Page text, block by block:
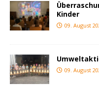
Kinder
09. August
09. August